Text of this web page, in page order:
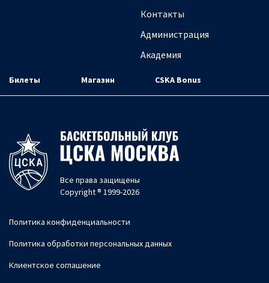
Контакты
Администрация
Академия
Билеты Магазин CSKA Bonus
Все права защищены
Copyright ® 1999-2026
Политика конфиденциальности
Политика обработки персональных данных
Клиентское соглашение